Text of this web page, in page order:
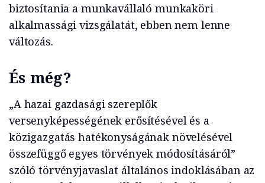
biztosítania a munkavállaló munkaköri
alkalmassági vizsgálatát, ebben nem lenne
változás.
És még?
„A hazai gazdasági szereplők
versenyképességének erősítésével és a
közigazgatás hatékonyságának növelésével
összefüggő egyes törvények módosításáról”
szóló törvényjavaslat általános indoklásában az